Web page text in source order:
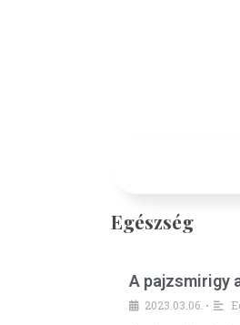
Egészség
A pajzsmirigy
2023.03.06. •